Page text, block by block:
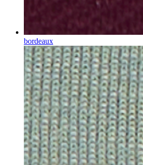
bordeaux